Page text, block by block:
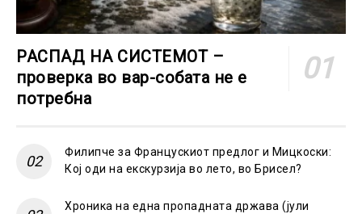
РАСПАД НА СИСТЕМОТ –
проверка во вар-собата не е
потребна
Филипче за Францускиот предлог и Мицкоски:
Кој оди на екскурзија во лето, во Брисел?
Хроника на една пропадната држава (јули